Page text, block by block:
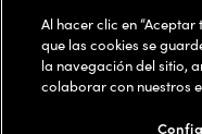
Oakley Meta
Miu Miu
Ray-Ban | Meta
Oakley Meta
FSA & HSA
CareCredit Credit Card
Online Order Status
Privacy Policy
COMPANY INFO
Al hacer clic en
que las cookies se
la navegación del sitio,
colaborar con nuestros